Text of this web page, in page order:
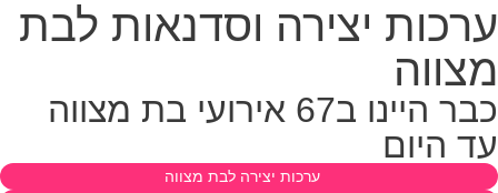
יצירה וסדנאות לבת
כבר היינו ב67 אירועי בת מצווה
היום
ערכות יצירה לבת מצווה